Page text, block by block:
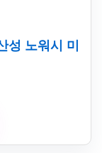
성 노워시 미